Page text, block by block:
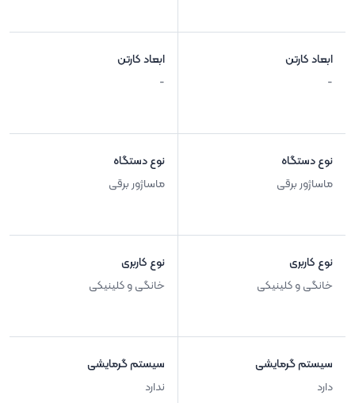
ابعاد کارتن
-
نوع دستگاه
ماساژور برقی
نوع کاربری
خانگی و کلینیکی
سیستم گرمایشی
دارد
ابعاد کارتن
-
نوع دستگاه
ماساژور برقی
نوع کاربری
خانگی و کلینیکی
سیستم گرمایشی
ندارد